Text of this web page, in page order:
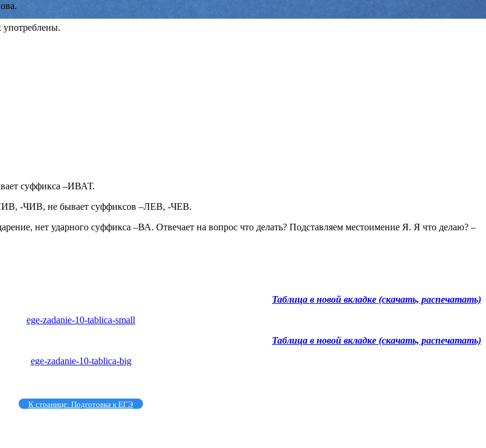
употреблены.
суффикса –ИВАТ.
-ЧИВ, не бывает суффиксов –ЛЕВ, -ЧЕВ.
нет ударного суффикса –ВА. Отвечает на вопрос что делать? Подставляем местоимение Я. Я что делаю? –
Таблица в новой вкладке (скачать, распечатать)
ege-zadanie-10-tablica-small
Таблица в новой вкладке (скачать, распечатать)
ege-zadanie-10-tablica-big
К странице: Подготовка к ЕГЭ